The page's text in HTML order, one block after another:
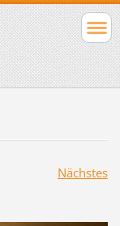
Nächstes